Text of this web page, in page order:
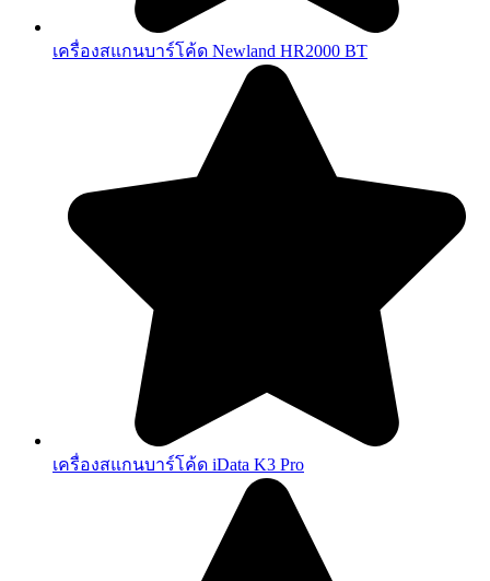
เครื่องสแกนบาร์โค้ด Newland HR2000 BT
เครื่องสแกนบาร์โค้ด iData K3 Pro